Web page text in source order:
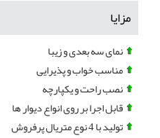
مزایا
نمای سه بعدی و زیبا
مناسب خواب و پذیرایی
نصب راحت و یکپارچه
قابل اجرا بر روی انواع دیوار ها
تولید با 4 نوع متریال پرفروش